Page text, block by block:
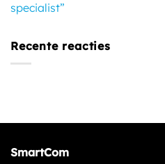
specialist”
Recente reacties
SmartCom